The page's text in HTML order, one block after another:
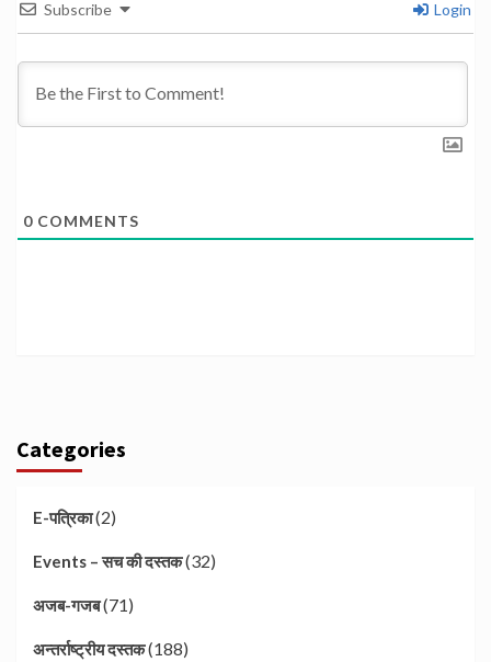
Subscribe Login
0 COMMENTS
Categories
E-पत्रिका(2)
Events – सच की दस्तक(32)
अजब-गजब(71)
अन्तर्राष्ट्रीय दस्तक(188)